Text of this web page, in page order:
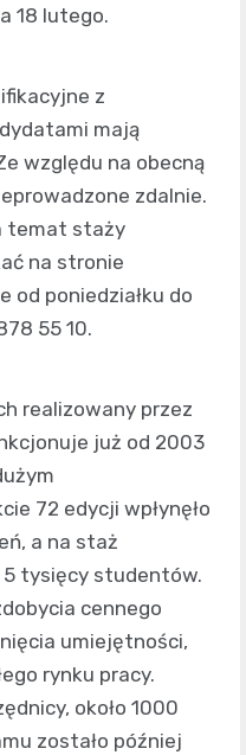
18 lutego.
z
mają
względu na obecną
zdalnie.
temat staży
na stronie
od poniedziałku do
55 10.
realizowany przez
już od 2003
72 edycji wpłynęło
a na staż
tysięcy studentów.
cennego
umiejętności,
rynku pracy.
około 1000
zostało później